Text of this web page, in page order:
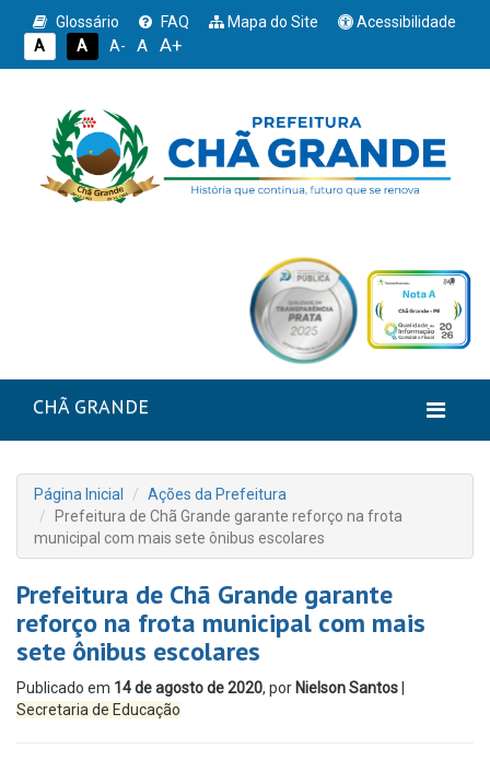
Glossário FAQ Mapa do Site
Acessibilidade
A
A A- A A+
CHÃ GRANDE
Página Inicial
Ações da Prefeitura
Prefeitura de Chã Grande garante reforço na frota
municipal com mais sete ônibus escolares
Prefeitura de Chã Grande garante
reforço na frota municipal com mais
sete ônibus escolares
Publicado em 14 de agosto de 2020, por Nielson Santos
Secretaria de Educação